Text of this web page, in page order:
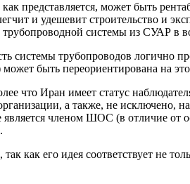
представляется, может быть
и удешевит строительство и
системы из СУАР в
системы трубопроводов логично
быть переориентирована на
что Иран имеет статус
а также, не исключено,
членом ШОС (в отличие от
как его идея соответствует не